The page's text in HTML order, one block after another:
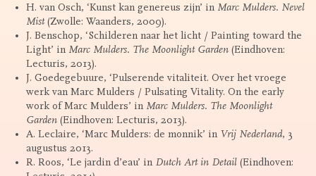
H. van Osch, ‘Kunst kan genereus zijn’ in Marc Mulders. Nevel
Mist(Zwolle: Waanders, 2009).
J. Benschop, ‘Schilderen naar het licht / Painting toward the
Light’ in Marc Mulders. The Moonlight Garden (Eindhoven:
Lecturis, 2013).
J. Goedegebuure, ‘Pulserende vitaliteit. Over het vroege
werk van Marc Mulders / Pulsating Vitality. On the early
work of Marc Mulders’ in Marc Mulders. The Moonlight
Garden (Eindhoven: Lecturis, 2013).
A. Leclaire, ‘Marc Mulders: de monnik’ in Vrij Nederland, 3
augustus 2013.
R. Roos, ‘Le jardin d’eau’ in Dutch Art in Detail (Eindhoven: